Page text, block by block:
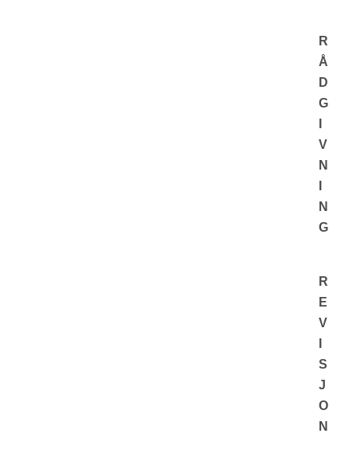
R
Å
D
G
V
N
N
G
R
E
V
S
J
O
N